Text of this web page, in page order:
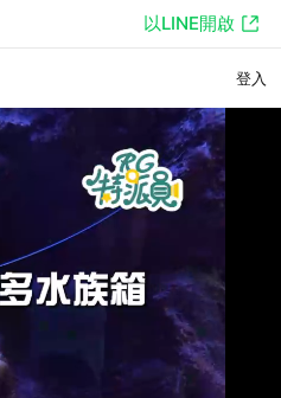
以LINE開啟
登入